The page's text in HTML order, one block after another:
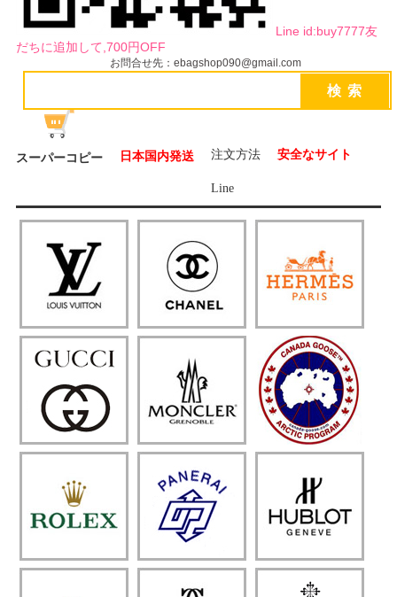
Line id:buy7777友
だちに追加して,700円OFF
お問合せ先：ebagshop090@gmail.com
スーパーコピー 日本国内発送 注文方法 安全なサイト
Line